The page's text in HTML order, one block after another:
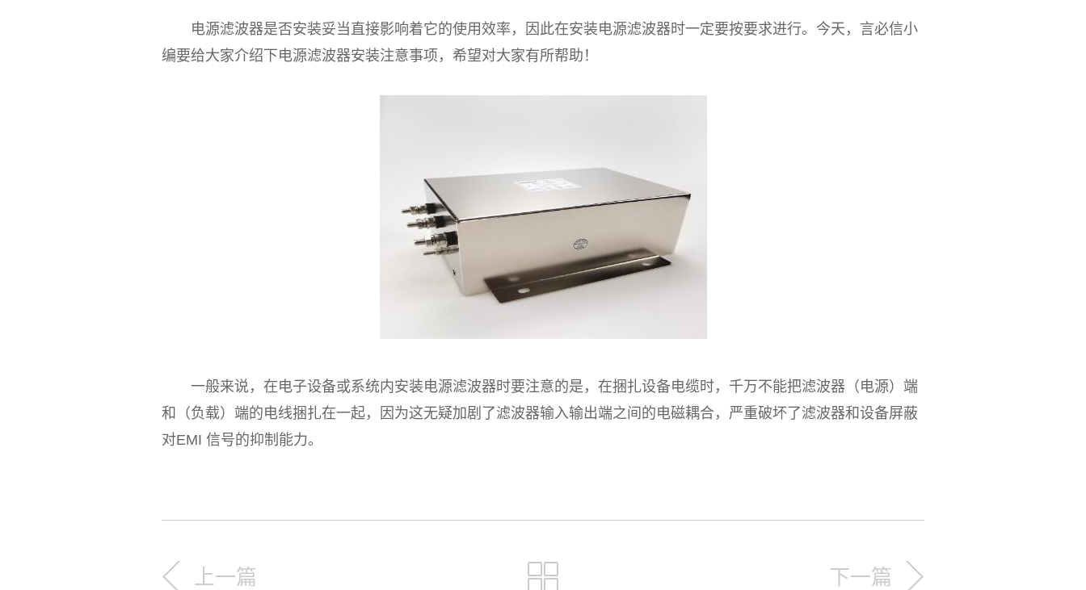
电源滤波器是否安装妥当直接影响着它的使用效率，因此在安装电源滤波器时一定要按要求进行。今天，言必信小
编要给大家介绍下电源滤波器安装注意事项，希望对大家有所帮助！
一般来说，在电子设备或系统内安装电源滤波器时要注意的是，在捆扎设备电缆时，千万不能把滤波器（电源）端
和（负载）端的电线捆扎在一起，因为这无疑加剧了滤波器输入输出端之间的电磁耦合，严重破坏了滤波器和设备屏蔽
对EMI 信号的抑制能力。
上一篇 下一篇